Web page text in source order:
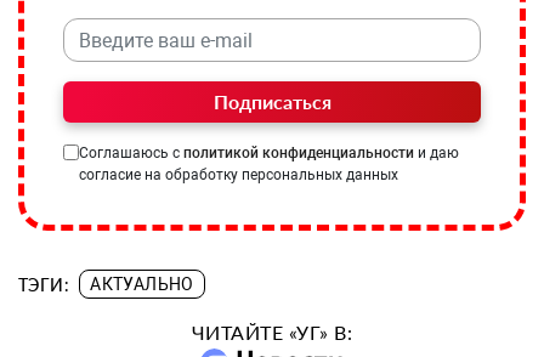
Подписаться
Соглашаюсь с политикой конфиденциальности и даю
согласие на обработку персональных данных
ТЭГИ: АКТУАЛЬНО
ЧИТАЙТЕ «УГ» В: